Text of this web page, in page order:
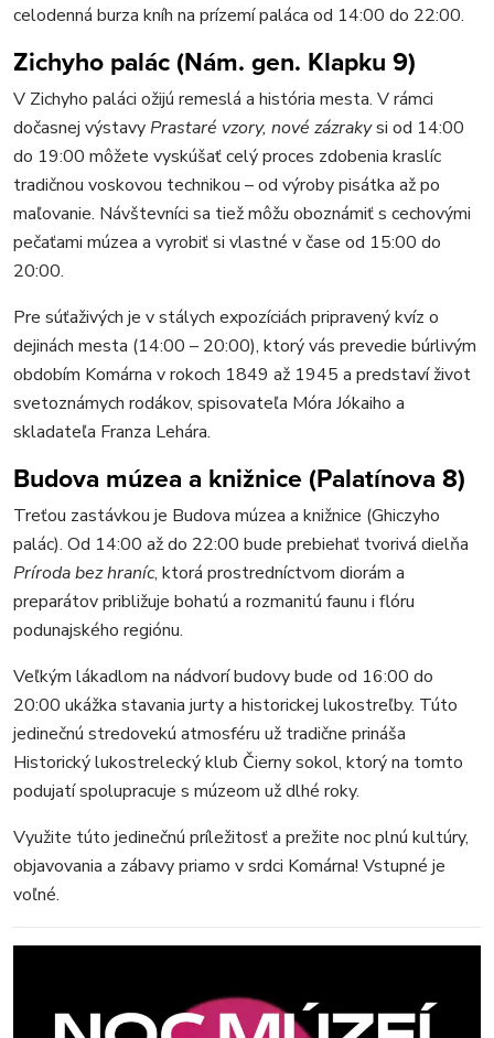
celodenná burza kníh na prízemí paláca od 14:00 do 22:00.
Zichyho palác (Nám. gen. Klapku 9)
V Zichyho paláci ožijú remeslá a história mesta. V rámci
dočasnej výstavyPrastaré vzory, nové zázrakysi od 14:00
do 19:00 môžete vyskúšať celý proces zdobenia kraslíc
tradičnou voskovou technikou – od výroby pisátka až po
maľovanie. Návštevníci sa tiež môžu oboznámiť s cechovými
pečaťami múzea a vyrobiť si vlastné v čase od 15:00 do
20:00.
Pre súťaživých je v stálych expozíciách pripravený kvíz o
dejinách mesta (14:00 – 20:00), ktorý vás prevedie búrlivým
obdobím Komárna v rokoch 1849 až 1945 a predstaví život
svetoznámych rodákov, spisovateľa Móra Jókaiho a
skladateľa Franza Lehára.
Budova múzea a knižnice (Palatínova 8)
Treťou zastávkou je Budova múzea a knižnice (Ghiczyho
palác). Od 14:00 až do 22:00 bude prebiehať tvorivá dielňa
Príroda bez hraníc, ktorá prostredníctvom diorám a
preparátov približuje bohatú a rozmanitú faunu i flóru
podunajského regiónu.
Veľkým lákadlom na nádvorí budovy bude od 16:00 do
20:00 ukážka stavania jurty a historickej lukostreľby. Túto
jedinečnú stredovekú atmosféru už tradične prináša
Historický lukostrelecký klub Čierny sokol, ktorý na tomto
podujatí spolupracuje s múzeom už dlhé roky.
Využite túto jedinečnú príležitosť a prežite noc plnú kultúry,
objavovania a zábavy priamo v srdci Komárna! Vstupné je
voľné.